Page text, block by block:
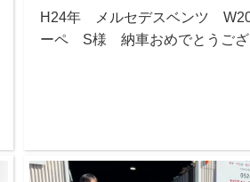
H24年 メルセデスベンツ
ーペ S様 納車おめでとうござ